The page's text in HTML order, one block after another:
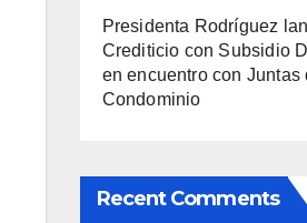
Presidenta Rodríguez
Crediticio con Subsidio
en encuentro con Juntas
Condominio
Recent Comments